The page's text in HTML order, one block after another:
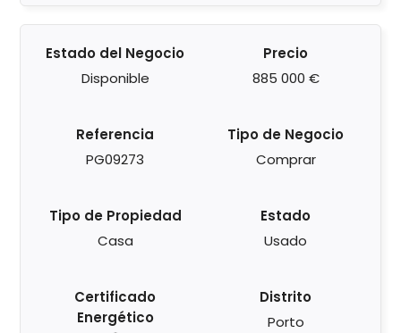
Estado del Negocio
Disponible
Precio
885 000 €
Referencia
PG09273
Tipo de Negocio
Comprar
Tipo de Propiedad
Casa
Estado
Usado
Certificado
Energético
Distrito
Porto